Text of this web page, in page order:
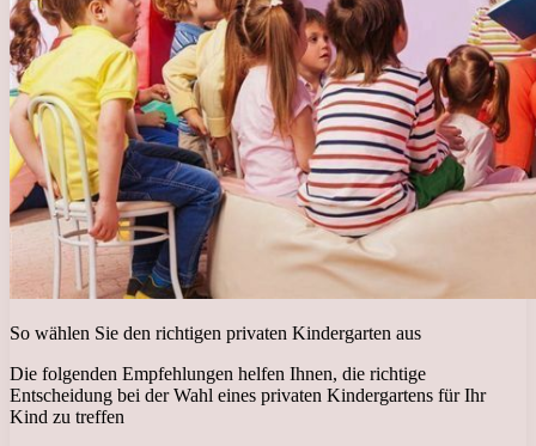
So wählen Sie den richtigen privaten Kindergarten aus
Die folgenden Empfehlungen helfen Ihnen, die richtige
Entscheidung bei der Wahl eines privaten Kindergartens für Ihr
Kind zu treffen